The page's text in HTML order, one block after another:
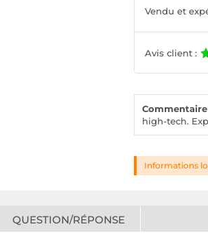
Vendu et
Avis client :
high-tech.
Informations
QUESTION/RÉPONSE